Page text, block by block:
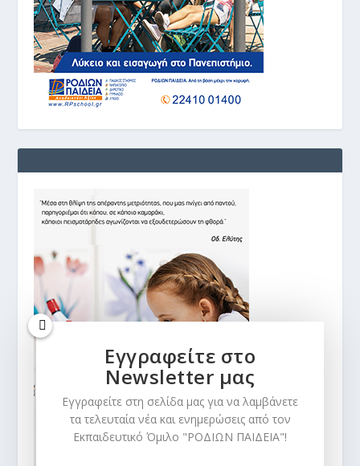
Εγγραφείτε στο
Newsletter μας
Εγγραφείτε στη σελίδα μας για να λαμβάνετε
τα τελευταία νέα και ενημερώσεις από τον
Εκπαιδευτικό Όμιλο "ΡΟΔΙΩΝ ΠΑΙΔΕΙΑ"!